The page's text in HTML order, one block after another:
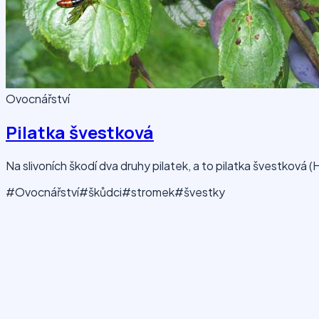
Ovocnářství
Pilatka švestková
Na slivoních škodí dva druhy pilatek, a to pilatka švestková
#Ovocnářství#škůdci#stromek#švestky